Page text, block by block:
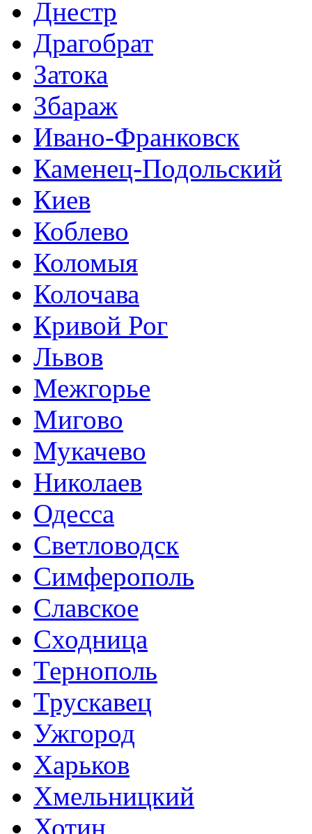
Днестр
Драгобрат
Затока
Збараж
Ивано-Франковск
Каменец-Подольский
Киев
Коблево
Коломыя
Колочава
Кривой Рог
Львов
Межгорье
Мигово
Мукачево
Николаев
Одесса
Светловодск
Симферополь
Славское
Сходница
Тернополь
Трускавец
Ужгород
Харьков
Хмельницкий
Хотин